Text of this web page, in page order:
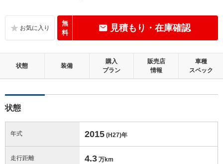
無
料
見積もり・在庫確認
状態 装備
購入
プラン
販売店
情報
車種
スペック
状態
年式 2015 (H27)年
走行距離 4.3 万km